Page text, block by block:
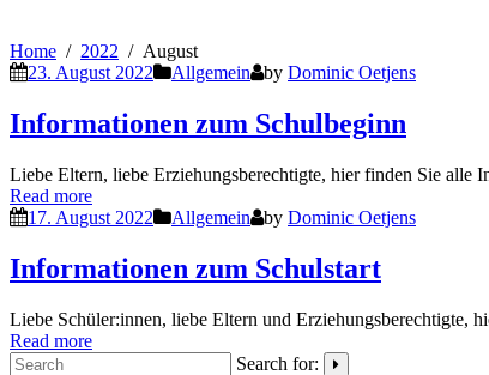
Home 2022
August
23. August 2022
Allgemein by Dominic Oetjens
Informationen zum Schulbeginn
Liebe Eltern, liebe Erziehungsberechtigte, hier finden Sie alle
Read more
17. August 2022
Allgemein by Dominic Oetjens
Informationen zum Schulstart
Liebe Schüler:innen, liebe Eltern und Erziehungsberechtigte,
Read more
Search for: